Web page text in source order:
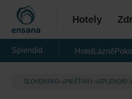
Hotely
Splendid Hotel Lázně
SLOVENSKO PIEŠŤANY SPLENDID